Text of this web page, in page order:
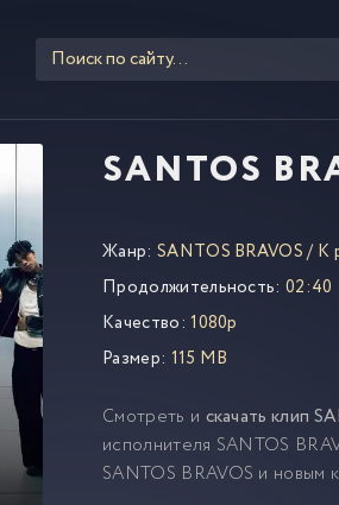
SANTOS
Жанр: SANTOS BRAVOS/ K
Продолжительность: 02:40
Качество: 1080p
Размер: 115 MB
Смотреть и скачать клип
исполнителя SANTOS
SANTOS BRAVOS и новым